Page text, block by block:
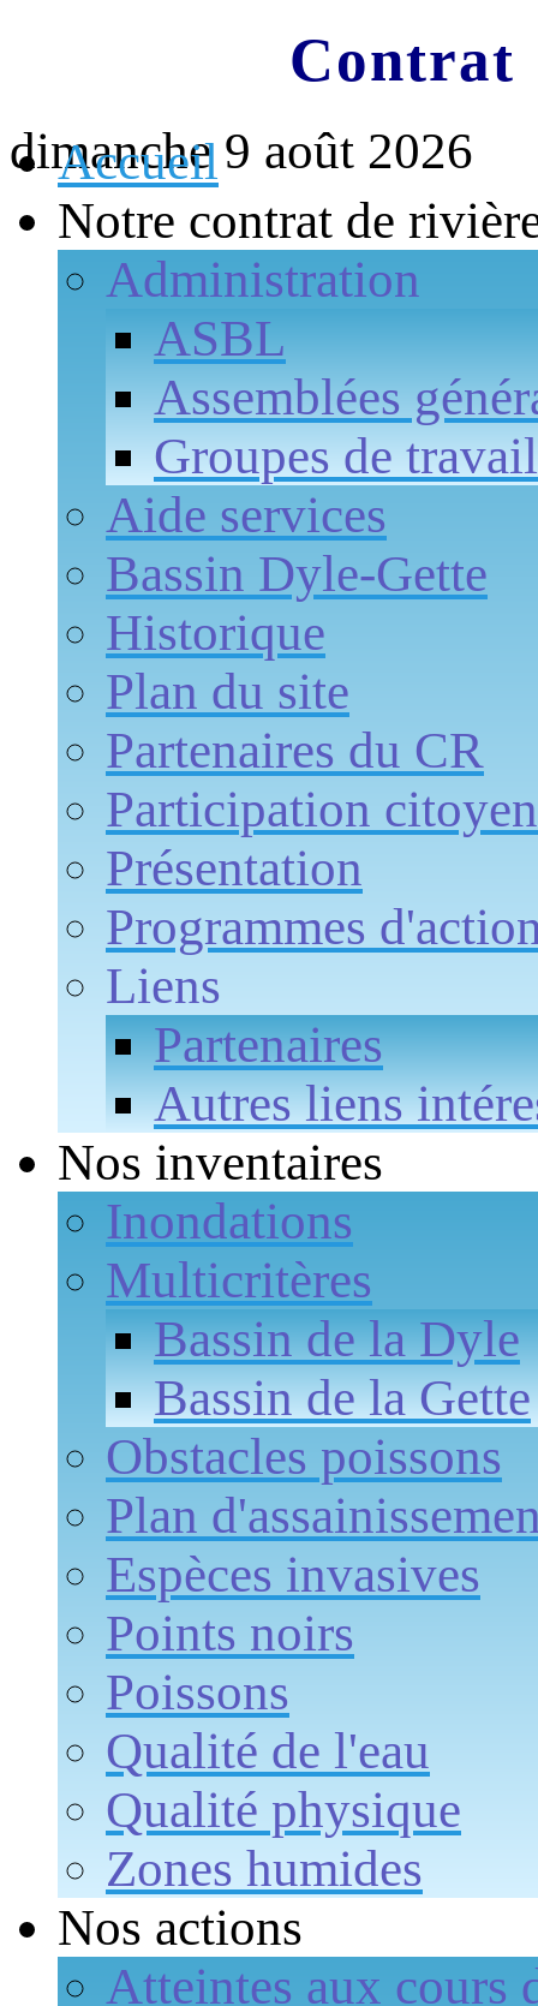
Contrat
dimanche 9 août 2026
Accueil
Notre contrat de
Administration
ASBL
Assemblées
Groupes de travail
Aide services
Bassin Dyle-Gette
Historique
Plan du site
Partenaires du CR
Participation
Présentation
Programmes
Liens
Partenaires
Autres liens
Nos inventaires
Inondations
Multicritères
Bassin de la Dyle
Bassin de la Gette
Obstacles poissons
Plan
Espèces invasives
Points noirs
Poissons
Qualité de l'eau
Qualité physique
Zones humides
Nos actions
Atteintes aux cours